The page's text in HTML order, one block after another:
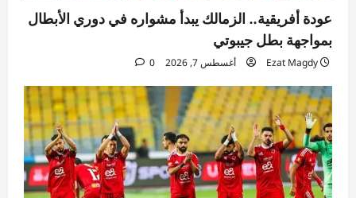
عودة أفريقية.. الزمالك يبدأ مشواره في دوري الأبطال
بمواجهة بطل جيبوتي
Ezat Magdy أغسطس 7, 2026 0